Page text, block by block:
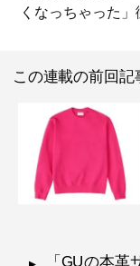
くなっちゃった
この連載の前回記
「GUの本革